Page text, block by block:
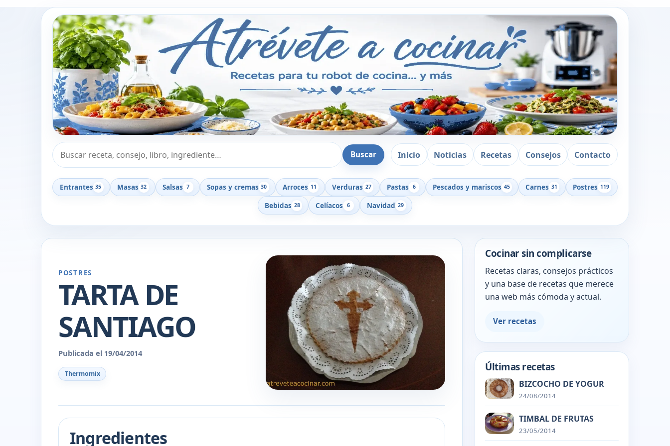
Buscar recetas, consejos o libros
Buscar Inicio Noticias Recetas Consejos Contacto
Entrantes 35 Masas 32 Salsas 7 Sopas y cremas 30 Arroces 11 Verduras 27 Pastas 6 Pescados y mariscos 45 Carnes 31 Postres 119
Bebidas 28 Celíacos 6 Navidad 29
POSTRES
TARTA DE
SANTIAGO
Publicada el 19/04/2014
Thermomix
Ingredientes
Cocinar sin complicarse
Recetas claras, consejos prácticos
y una base de recetas que merece
una web más cómoda y actual.
Ver recetas
Últimas recetas
BIZCOCHO DE YOGUR
24/08/2014
TIMBAL DE FRUTAS
23/05/2014